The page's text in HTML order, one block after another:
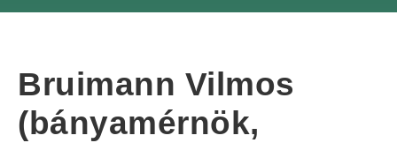
Bruimann Vilmos
(bányamérnök,